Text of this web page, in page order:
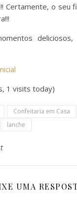
Certamente, o seu
1 visits today)
Confeitaria em Casa
lanche
UMA